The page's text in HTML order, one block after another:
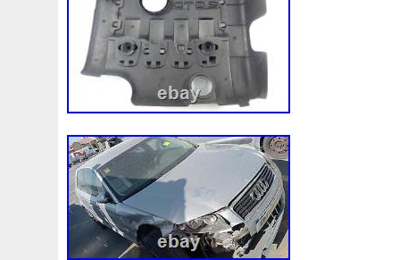
4b0121251k 4c0121251aa
520d 520i 52mm 530d 530i
5q0121205 5q0121205s
5row 5wa121203g 5wa121205b
68087367ab 68139779ac 68249185ab
6k0121207 6pcs 6q012q253r 6r0121207a
73310fj003 76mm 7e0121207b
7l0121207d 7l0121207e 7l0121253a